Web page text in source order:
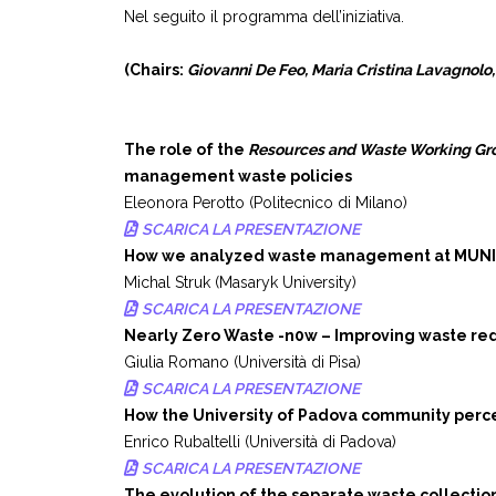
Nel seguito il programma dell’iniziativa.
(Chairs: Giovanni De Feo, Maria Cristina
The role of the Resources and Waste Working
management waste policies
Eleonora Perotto (Politecnico di Milano)
SCARICA LA PRESENTAZIONE
How we analyzed waste management at MUNI
Michal Struk (Masaryk University)
SCARICA LA PRESENTAZIONE
Nearly Zero Waste -n0w – Improving waste
Giulia Romano (Università di Pisa)
SCARICA LA PRESENTAZIONE
How the University of Padova community
Enrico Rubaltelli (Università di Padova)
SCARICA LA PRESENTAZIONE